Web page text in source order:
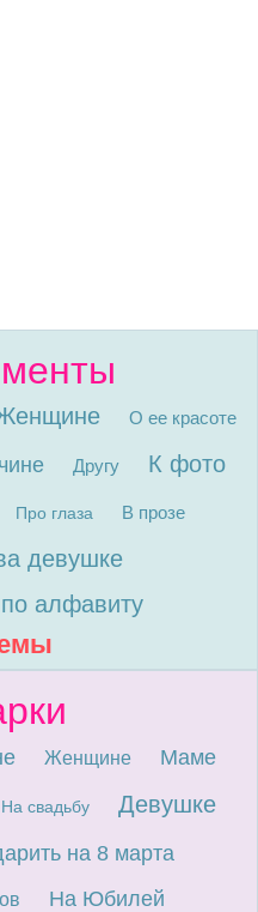
О ее красоте
Другу К фото
Про глаза В прозе
девушке
алфавиту
Женщине Маме
На свадьбу
Девушке
на 8 марта
На Юбилей